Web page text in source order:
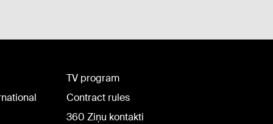
TV program
Contract rules
360 Ziņu kontakti